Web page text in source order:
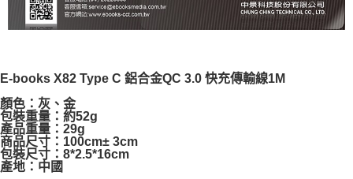
E-books X82 Type C 鋁合金QC 3.0 快充傳輸線1M
顏色：灰、金
包裝重量：約52g
產品重量：29g
商品尺寸：100cm± 3cm
包裝尺寸：8*2.5*16cm
產地：中國